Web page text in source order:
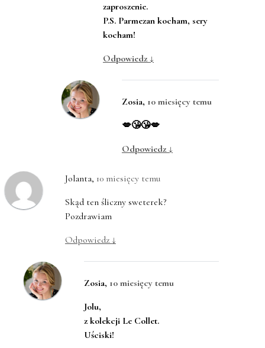
zaproszenie.
P.S. Parmezan kocham, sery
kocham!
Odpowiedz ↓
Zosia, 10 miesięcy temu
💋😘😘💋
Odpowiedz ↓
Jolanta, 10 miesięcy temu
Skąd ten śliczny sweterek?
Pozdrawiam
Odpowiedz ↓
Zosia, 10 miesięcy temu
Jolu,
z kolekcji Le Collet.
Uściski!